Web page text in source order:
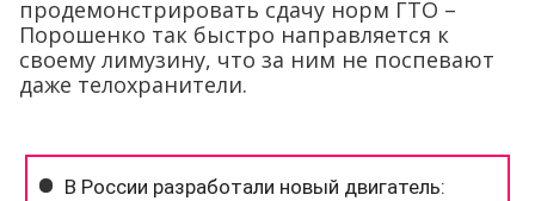
продемонстрировать сдачу норм ГТО –
Порошенко так быстро направляется к
своему лимузину, что за ним не поспевают
даже телохранители.